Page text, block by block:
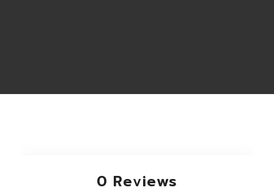
0 Reviews